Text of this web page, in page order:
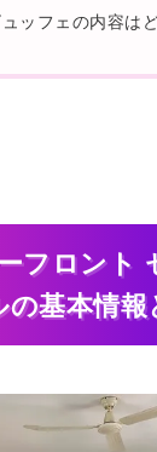
ッフェの内容は
フロント
の基本情報